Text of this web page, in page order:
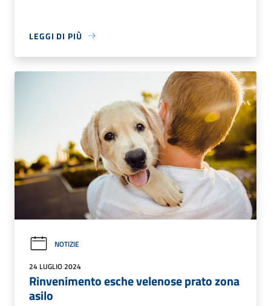
LEGGI DI PIÙ
NOTIZIE
24 LUGLIO 2024
Rinvenimento esche velenose prato zona
asilo